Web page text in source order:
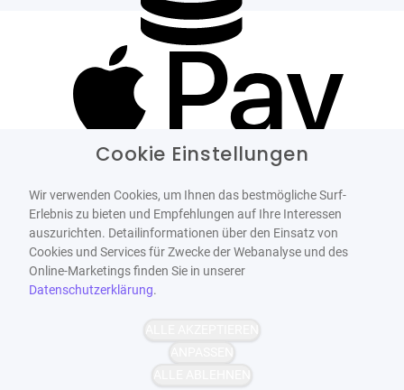
Cookie Einstellungen
Wir verwenden Cookies, um Ihnen das bestmögliche Surf-
Erlebnis zu bieten und Empfehlungen auf Ihre Interessen
auszurichten. Detailinformationen über den Einsatz von
Cookies und Services für Zwecke der Webanalyse und des
Online-Marketings finden Sie in unserer
Datenschutzerklärung.
ALLE AKZEPTIEREN
ANPASSEN
ALLE ABLEHNEN